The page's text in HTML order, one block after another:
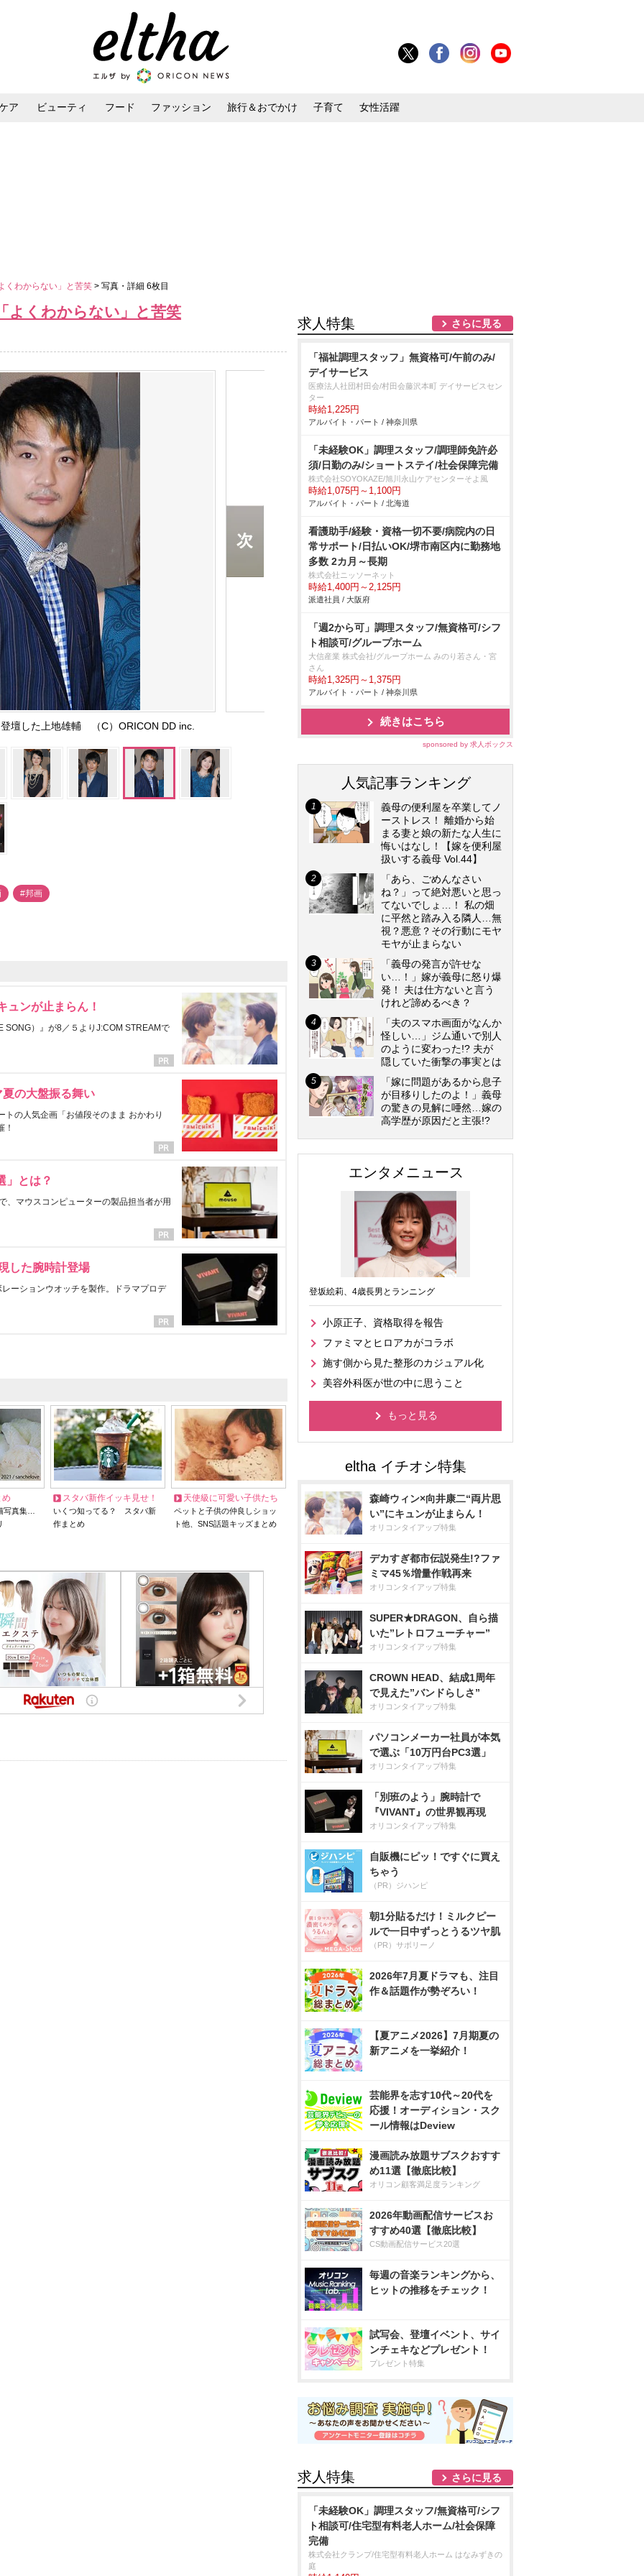
ア ビューティ フード ファッション 旅行＆おでかけ 子育て 女性活躍
くわからない」と苦笑 > 写真・詳細 6枚目
よくわからない」と苦笑
壇した上地雄輔 （C）ORICON DD inc.
#邦画
ュンが止まらん！
SONG）』が8／５よりJ:COM STREAMで
の大盤振る舞い
の人気企画「お値段そのまま おかわり
！
」とは？
、マウスコンピューターの製品担当者が用
した腕時計登場
ーションウオッチを製作。ドラマプロデ
め
写真集…
スタバ新作イッキ見せ！
いくつ知ってる？ スタバ新
作まとめ
天使級に可愛い子供たち
ペットと子供の仲良しショッ
ト他、SNS話題キッズまとめ
求人特集 さらに見る
「福祉調理スタッフ」無資格可/午前のみ/
デイサービス
医療法人社団村田会/村田会藤沢本町 デイサービスセン
ター
時給1,225円
アルバイト・パート / 神奈川県
「未経験OK」調理スタッフ/調理師免許必
須/日勤のみ/ショートステイ/社会保障完備
株式会社SOYOKAZE/旭川永山ケアセンターそよ風
時給1,075円～1,100円
アルバイト・パート / 北海道
看護助手/経験・資格一切不要/病院内の日
常サポート/日払いOK/堺市南区内に勤務地
多数 2カ月～長期
株式会社ニッソーネット
時給1,400円～2,125円
派遣社員 / 大阪府
「週2から可」調理スタッフ/無資格可/シフ
ト相談可/グループホーム
大信産業 株式会社/グループホーム みのり若さん・宮
さん
時給1,325円～1,375円
アルバイト・パート / 神奈川県
続きはこちら
sponsored by 求人ボックス
人気記事ランキング
義母の便利屋を卒業してノ
ーストレス！ 離婚から始
まる妻と娘の新たな人生に
悔いはなし！【嫁を便利屋
扱いする義母 Vol.44】
「あら、ごめんなさい
ね？」って絶対悪いと思っ
てないでしょ…！ 私の畑
に平然と踏み入る隣人…無
視？悪意？その行動にモヤ
モヤが止まらない
「義母の発言が許せな
い…！」嫁が義母に怒り爆
発！ 夫は仕方ないと言う
けれど諦めるべき？
「夫のスマホ画面がなんか
怪しい…」ジム通いで別人
のように変わった!? 夫が
隠していた衝撃の事実とは
「嫁に問題があるから息子
が目移りしたのよ！」義母
の驚きの見解に唖然…嫁の
高学歴が原因だと主張!?
エンタメニュース
登坂絵莉、4歳長男とランニング
小原正子、資格取得を報告
ファミマとヒロアカがコラボ
施す側から見た整形のカジュアル化
美容外科医が世の中に思うこと
もっと見る
森崎ウィン×向井康二“両片思
い”にキュンが止まらん！
オリコンタイアップ特集
デカすぎ都市伝説発生!?ファ
ミマ45％増量作戦再来
オリコンタイアップ特集
SUPER★DRAGON、自ら描
いた”レトロフューチャー”
オリコンタイアップ特集
CROWN HEAD、結成1周年
で見えた”バンドらしさ”
オリコンタイアップ特集
パソコンメーカー社員が本気
で選ぶ「10万円台PC3選」
オリコンタイアップ特集
「別班のよう」腕時計で
『VIVANT』の世界観再現
オリコンタイアップ特集
自販機にピッ！ですぐに買え
ちゃう
（PR）ジハンピ
朝1分貼るだけ！ミルクピー
ルで一日中ずっとうるツヤ肌
（PR）サボリーノ
2026年7月夏ドラマも、注目
作＆話題作が勢ぞろい！
【夏アニメ2026】7月期夏の
新アニメを一挙紹介！
芸能界を志す10代～20代を
応援！オーディション・スク
ール情報はDeview
漫画読み放題サブスクおすす
め11選【徹底比較】
オリコン顧客満足度ランキング
2026年動画配信サービスお
すすめ40選【徹底比較】
CS動画配信サービス20選
毎週の音楽ランキングから、
ヒットの推移をチェック！
試写会、登壇イベント、サイ
ンチェキなどプレゼント！
プレゼント特集
求人特集 さらに見る
「未経験OK」調理スタッフ/無資格可/シフ
ト相談可/住宅型有料老人ホーム/社会保障
完備
株式会社クランプ/住宅型有料老人ホーム はなみずきの
庭